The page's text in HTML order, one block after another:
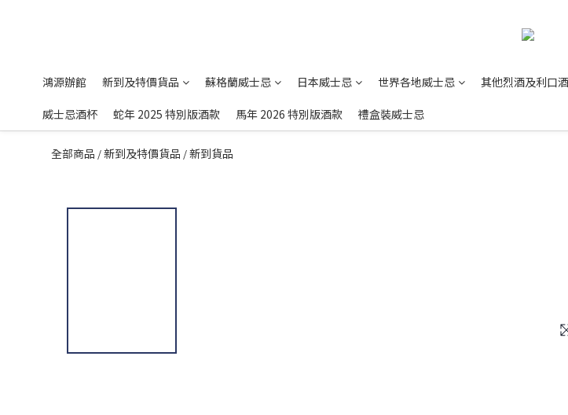
鴻源辦館 新到及特價貨品 蘇格蘭威士忌 日本威士忌 世界各地威士忌 其他烈酒及利口酒
威士忌酒杯 蛇年 2025 特別版酒款 馬年 2026 特別版酒款 禮盒裝威士忌
全部商品 /新到及特價貨品 /新到貨品